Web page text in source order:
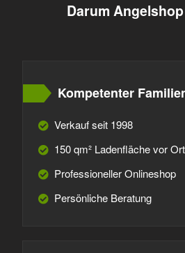
Darum
Kompetenter
Verkauf seit 1998
150 qm² Ladenfläche vor Ort
Professioneller Onlineshop
Persönliche Beratung